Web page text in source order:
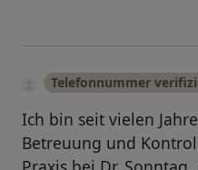
Telefonnummer
Ich bin seit vielen
Betreuung und